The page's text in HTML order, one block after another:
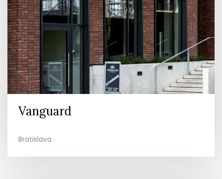
Vanguard
Bratislava